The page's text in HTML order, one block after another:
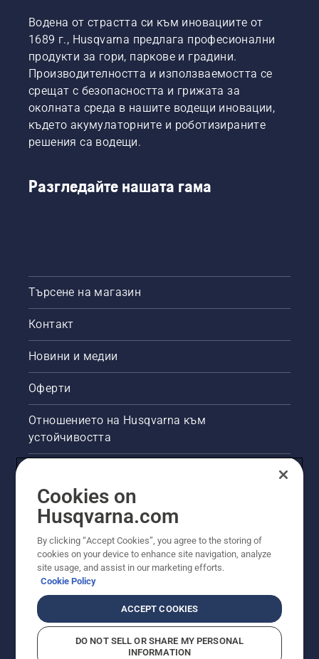
Водена от страстта си към иновациите от
1689 г., Husqvarna предлага професионални
продукти за гори, паркове и градини.
Производителността и използваемостта се
срещат с безопасността и грижата за
околната среда в нашите водещи иновации,
където акумулаторните и роботизираните
решения са водещи.
Разгледайте нашата гама
Търсене на магазин
Контакт
Новини и медии
Оферти
Отношението на Husqvarna към
устойчивостта
Други сайтове на Husqvarna
Cookies on
Husqvarna.com
By clicking “Accept Cookies”, you agree to the storing of
cookies on your device to enhance site navigation, analyze
site usage, and assist in our marketing efforts.
Cookie Policy
ACCEPT COOKIES
DO NOT SELL OR SHARE MY PERSONAL
INFORMATION